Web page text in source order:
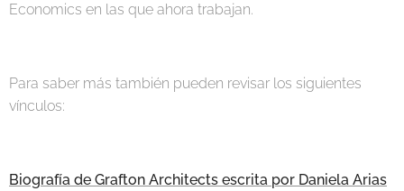
Economics en las que ahora trabajan.
Para saber más también pueden revisar los siguientes
vínculos:
Biografía de Grafton Architects escrita por Daniela Arias